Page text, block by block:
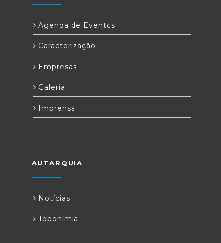
Agenda de Eventos
Caracterização
Empresas
Galeria
Imprensa
AUTARQUIA
Notícias
Toponímia